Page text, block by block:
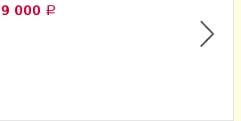
9 000 Р